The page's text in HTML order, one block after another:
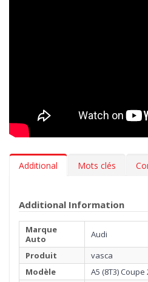
Additional Mots clés
Additional Information
Marque
Auto
Audi
Produit
vasca
Modèle
A5 (8T3) Coupe